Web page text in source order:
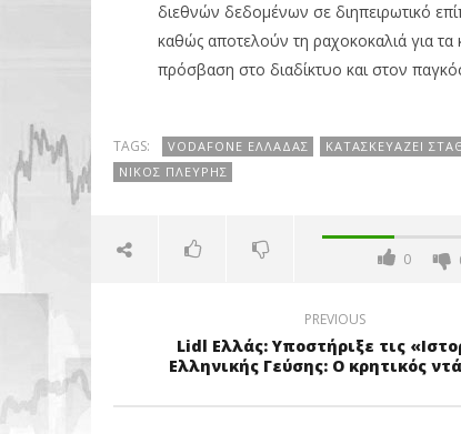
διεθνών δεδομένων σε διηπειρωτικό
καθώς αποτελούν τη ραχοκοκαλιά για τα
πρόσβαση στο διαδίκτυο και στον
TAGS: VODAFONE ΕΛΛΆΔΑΣ
ΚΑΤΑΣΚΕΥΆΖΕΙ
ΝΊΚΟΣ ΠΛΕΎΡΗΣ
0
PREVIOUS
Lidl Ελλάς: Υποστήριξε τις
Ελληνικής Γεύσης: Ο κρητικός